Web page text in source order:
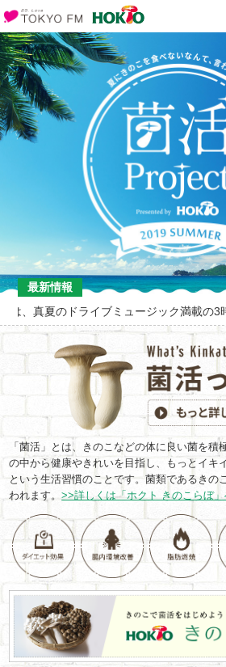
最新情報
ジック満載の3時間半の特別番組をオン
「菌活」とは、きのこなどの体に良い菌を積
の中から健康やきれいを目指し、もっとイキ
という生活習慣のことです。菌類であるきの
われます。>>詳しくは「ホクト きのこらぼ